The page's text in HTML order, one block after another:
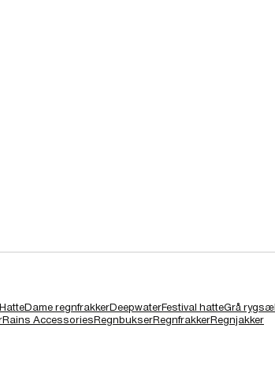
Dame regnfrakkerDeepwaterFestival hatteGrå
Rains AccessoriesRegnbukserRegnfrakkerRegnjakker